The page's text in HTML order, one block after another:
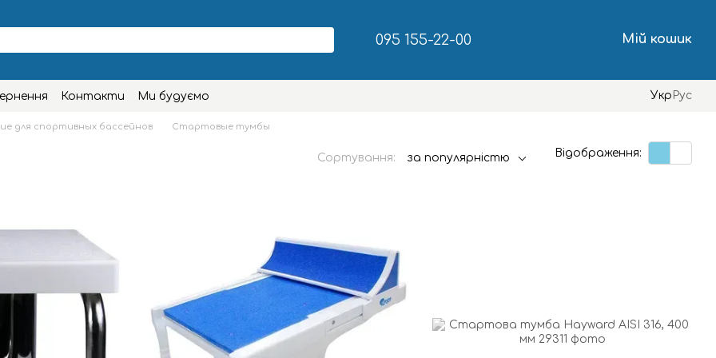
095 155-22-00 Мій кошик
Контакти Ми будуємо Укр Рус
для спортивных бассейнов Стартовые тумбы
Сортування: за популярністю Відображення: